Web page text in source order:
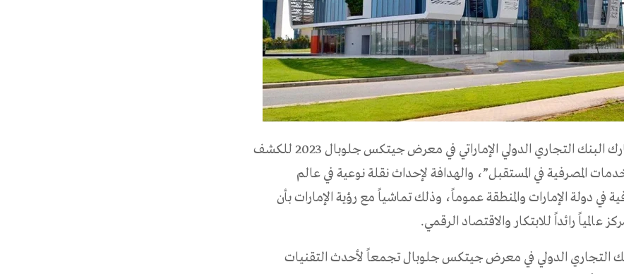
بنوك عربية: شارك البنك التجاري الدولي الإماراتي في معرض جيتكس جلوبال 2023 للكشف
المصرفية في المستقبل”، والهدافة لإحداث نقلة نوعية في عالم
في دولة الإمارات والمنطقة عموماً، وذلك تماشياً مع رؤية الإمارات بأن
عالمياً رائداً للابتكار والاقتصاد الرقمي.
التجاري الدولي في معرض جيتكس جلوبال تجمعاً لأحدث التقنيات